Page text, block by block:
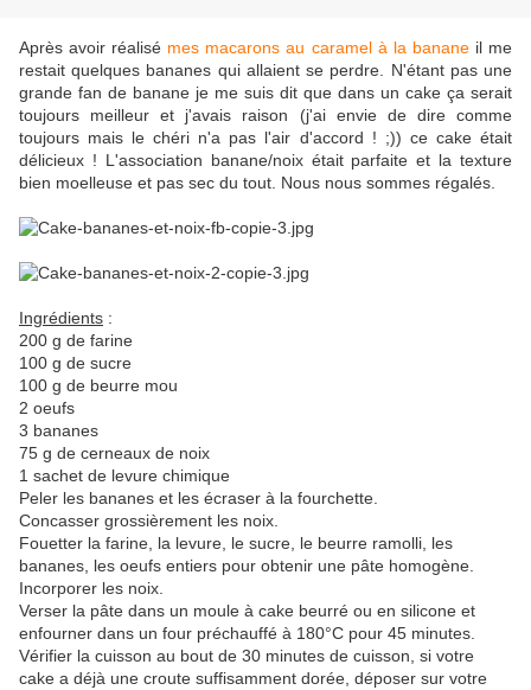
Après avoir réalisé mes macarons au caramel à la bananeil me
restait quelques bananes qui allaient se perdre. N'étant pas une
grande fan de banane je me suis dit que dans un cake ça serait
toujours meilleur et j'avais raison (j'ai envie de dire comme
toujours mais le chéri n'a pas l'air d'accord ! ;)) ce cake était
délicieux ! L'association banane/noix était parfaite et la texture
bien moelleuse et pas sec du tout. Nous nous sommes régalés.
Ingrédients :
200 g de farine
100 g de sucre
100 g de beurre mou
2 oeufs
3 bananes
75 g de cerneaux de noix
1 sachet de levure chimique
Peler les bananes et les écraser à la fourchette.
Concasser grossièrement les noix.
Fouetter la farine, la levure, le sucre, le beurre ramolli, les
bananes, les oeufs entiers pour obtenir une pâte homogène.
Incorporer les noix.
Verser la pâte dans un moule à cake beurré ou en silicone et
enfourner dans un four préchauffé à 180°C pour 45 minutes.
Vérifier la cuisson au bout de 30 minutes de cuisson, si votre
cake a déjà une croute suffisamment dorée, déposer sur votre